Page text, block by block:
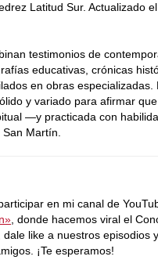
Latitud Sur. Actualizado
testimonios de
educativas, crónicas
en obras especializadas.
y variado para afirmar
—y practicada con
Martín.
en mi canal de
, donde hacemos viral el
dale like a nuestros episodios
¡Te esperamos!